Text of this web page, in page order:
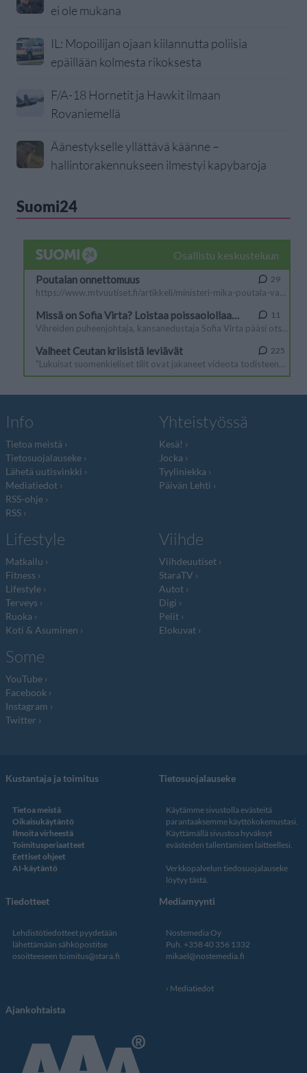
ei ole mukana
IL: Mopoilijan ojaan kiilannutta poliisia
epäillään kolmesta rikoksesta
F/A-18 Hornetit ja Hawkit ilmaan
Rovaniemellä
Äänestykselle yllättävä käänne –
hallintorakennukseen ilmestyi kapybaroja
Suomi24
Info
Tietoa meistä
Tietosuojalauseke
Lähetä uutisvinkki
Mediatiedot
RSS-ohje
RSS
Yhteistyössä
Kesä!
Jocka
Tyyliniekka
Päivän Lehti
Lifestyle
Matkailu
Fitness
Lifestyle
Terveys
Ruoka
Koti & Asuminen
Viihde
Viihdeuutiset
StaraTV
Autot
Digi
Pelit
Elokuvat
Some
YouTube
Facebook
Instagram
Twitter
Kustantaja ja toimitus
Tietoa meistä
Oikaisukäytäntö
Ilmoita virheestä
Toimitusperiaatteet
Eettiset ohjeet
AI-käytäntö
Tietosuojalauseke
Käytämme sivustolla evästeitä
parantaaksemme käyttökokemustasi.
Käyttämällä sivustoa hyväksyt
evästeiden tallentamisen laitteellesi.
Verkkopalvelun tiedosuojalauseke
löytyy tästä
Tiedotteet
Lehdistötiedotteet pyydetään
lähettämään sähköpostitse
osoitteeseen toimitus@stara.fi
Mediamyynti
Nostemedia Oy
Puh. +358 40 356 1332
mikael@nostemedia.fi
Mediatiedot
Ajankohtaista